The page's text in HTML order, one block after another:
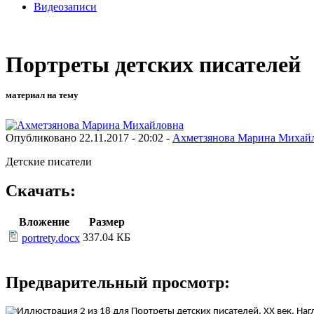
Видеозаписи
Портреты детских писателей
материал на тему
Опубликовано 22.11.2017 - 20:02 - Ахметзянова Марина
Детские писатели
Скачать:
Вложение
Размер
portrety.docx 337.04 КБ
Предварительный просмотр: